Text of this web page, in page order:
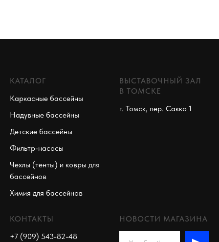
КАТАЛОГ
Каркасные бассейны
Надувные бассейны
Детские бассейны
Фильтр-насосы
Чехлы (тенты) и ковры для
бассейнов
Химия для бассейнов
ВЫСТАВОЧНЫЙ ЗАЛ
В ТОМСКЕ
г. Томск, пер. Сакко 1
КОНТАКТЫ
+7 (909) 543-82-48
НОВОСТИ МАГАЗИНА